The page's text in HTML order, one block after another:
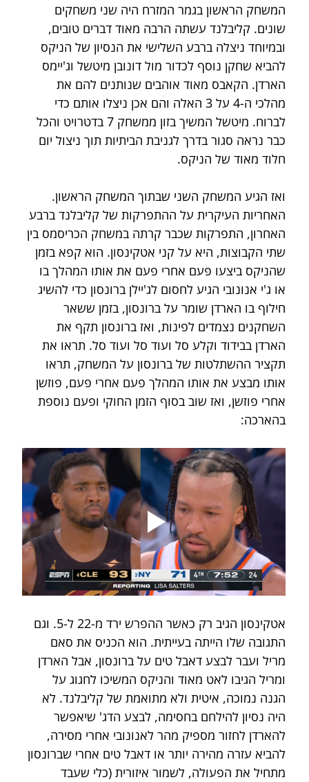
המשחק הראשון בגמר המזרח היה שני משחקים
שונים. קליבלנד עשתה הרבה מאוד דברים טובים,
ובמיוחד ניצלה ברבע השלישי את הנסיון של הניקס
להביא שחקן נוסף לכדור מול דונובן מיטשל וג'יימס
הארדן. הקאבס מאוד אוהבים שנותנים להם את
מהלכי ה-4 על 3 האלה והם אכן ניצלו אותם כדי
לברוח. מיטשל המשיך בזון ממשחק 7 בדטרויט והכל
כבר נראה סגור בדרך לגניבת הביתיות תוך ניצול יום
חלוד מאוד של הניקס.
ואז הגיע המשחק השני שבתוך המשחק הראשון.
האחריות העיקרית על ההתפרקות של קליבלנד ברבע
האחרון, התפרקות שכבר קרתה במשחק הכריסמס בין
שתי הקבוצות, היא על קני אטקינסון. הוא קפא בזמן
שהניקס ביצעו פעם אחרי פעם את אותו המהלך בו
או ג'י אנונובי הגיע לחסום לג'יילן ברונסון כדי להשיג
חילוף בו הארדן שומר על ברונסון, בזמן ששאר
השחקנים נצמדים לפינות, ואז ברונסון תקף את
הארדן בבידוד וקלע סל ועוד סל ועוד סל. תראו את
תקציר ההשתלטות של ברונסון על המשחק, תראו
אותו מבצע את אותו המהלך פעם אחרי פעם, פוזשן
אחרי פוזשן, ואז שוב בסוף הזמן החוקי ופעם נוספת
בהארכה:
אטקינסון הגיב רק כאשר ההפרש ירד מ-22 ל-5. וגם
התגובה שלו הייתה בעייתית. הוא הכניס את סאם
מריל ועבר לבצע דאבל טים על ברונסון, אבל הארדן
ומריל הגיבו לאט מאוד והניקס המשיכו לחגוג על
הגנה נמוכה, איטית ולא מתואמת של קליבלנד. לא
היה נסיון להילחם בחסימה, לבצע הדג' שיאפשר
להארדן לחזור מספיק מהר לאנונובי אחרי מסירה,
להביא עזרה מהירה יותר או דאבל טים אחרי שברונסון
מתחיל את הפעולה, לשמור איזורית (כלי שעבד